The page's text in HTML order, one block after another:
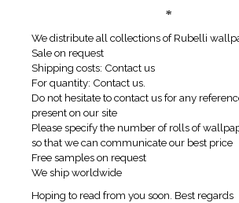
*
We distribute all collections of Rubelli
Sale on request
Shipping costs: Contact us
For quantity: Contact us.
Do not hesitate to contact us for any
present on our site
Please specify the number of rolls of
so that we can communicate our best price
Free samples on request
We ship worldwide
Hoping to read from you soon. Best regards